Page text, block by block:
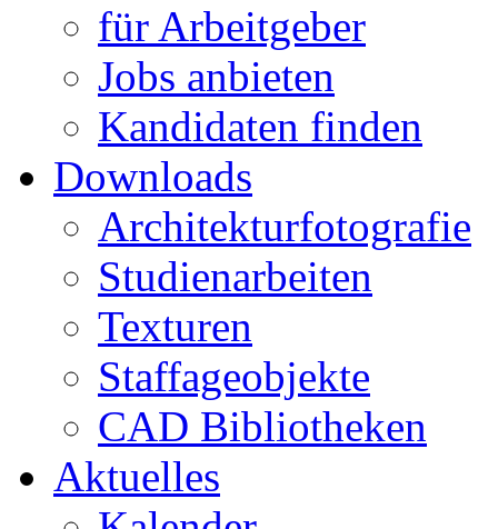
für Arbeitgeber
Jobs anbieten
Kandidaten finden
Downloads
Architekturfotografie
Studienarbeiten
Texturen
Staffageobjekte
CAD Bibliotheken
Aktuelles